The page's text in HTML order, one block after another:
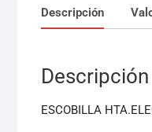
Descripción
Descripción
ESCOBILLA